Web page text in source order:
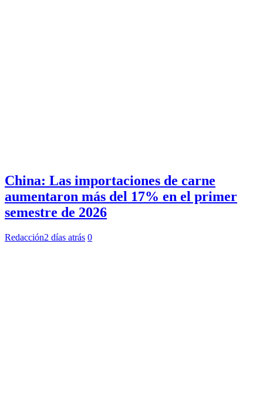
China: Las importaciones de carne
aumentaron más del 17% en el primer
semestre de 2026
Redacción2 días atrás 0